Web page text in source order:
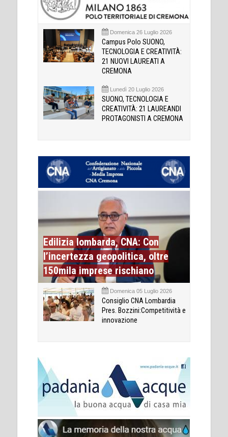
Domenica 26 Luglio 2026
Campus Polo SUONO,
TECNOLOGIA E CREATIVITÀ:
21 NUOVI LAUREATI A
CREMONA
Lunedì 20 Luglio 2026
SUONO, TECNOLOGIA E
CREATIVITÀ: 21 LAUREANDI
PROTAGONISTI A CREMONA
Edilizia lombarda, CNA: Con
l’incertezza geopolitica, oltre
150mila imprese rischiano
Domenica 05 Luglio 2026
Consiglio CNA Lombardia
Pres. Bozzini:Competitività e
innovazione